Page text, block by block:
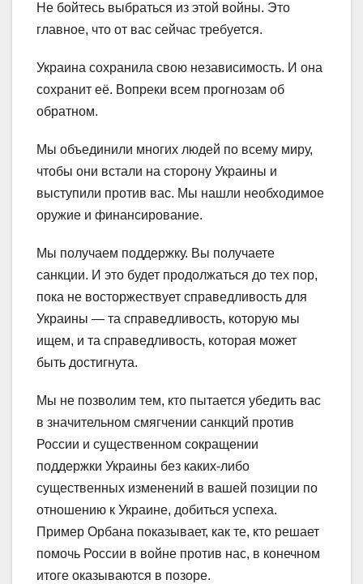
Не бойтесь выбраться из этой войны. Это
главное, что от вас сейчас требуется.
Украина сохранила свою независимость. И она
сохранит её. Вопреки всем прогнозам об
обратном.
Мы объединили многих людей по всему миру,
чтобы они встали на сторону Украины и
выступили против вас. Мы нашли необходимое
оружие и финансирование.
Мы получаем поддержку. Вы получаете
санкции. И это будет продолжаться до тех пор,
пока не восторжествует справедливость для
Украины — та справедливость, которую мы
ищем, и та справедливость, которая может
быть достигнута.
Мы не позволим тем, кто пытается убедить вас
в значительном смягчении санкций против
России и существенном сокращении
поддержки Украины без каких-либо
существенных изменений в вашей позиции по
отношению к Украине, добиться успеха.
Пример Орбана показывает, как те, кто решает
помочь России в войне против нас, в конечном
итоге оказываются в позоре.